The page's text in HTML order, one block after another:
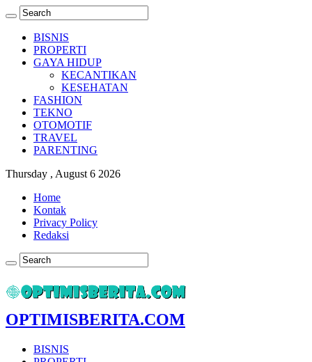
BISNIS
PROPERTI
GAYA HIDUP
KECANTIKAN
KESEHATAN
FASHION
TEKNO
OTOMOTIF
TRAVEL
PARENTING
Thursday , August 6 2026
Home
Kontak
Privacy Policy
Redaksi
OPTIMISBERITA.COM
BISNIS